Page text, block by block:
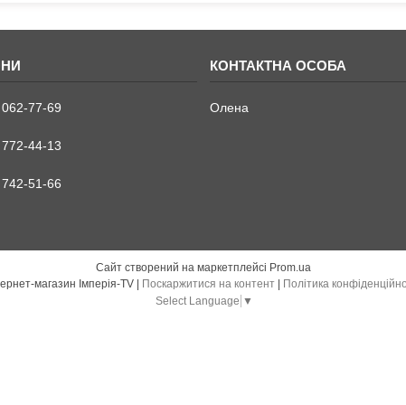
77-69
44-13
51-66
Олена
Сайт створений на маркетплейсі Prom.ua
Поскаржитися на контент
Політика
Select Language ▼